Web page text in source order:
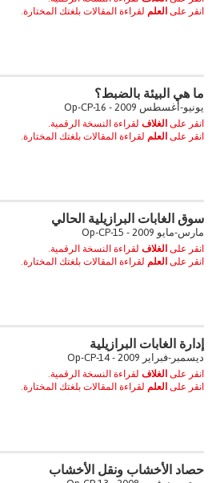
انقر على العلم لقراءة المقالات بلغتك المختارة.
ما هي البيئة بالضبط؟
يونيو-أغسطس 2009 - Op-CP-16
انقر على الغلاف لقراءة النسخة الرقمية.
انقر على العلم لقراءة المقالات بلغتك المختارة.
سوق الغابات البرازيلية الحالي
مارس-مايو 2009 - Op-CP-15
انقر على الغلاف لقراءة النسخة الرقمية.
انقر على العلم لقراءة المقالات بلغتك المختارة.
إدارة الغابات البرازيلية
ديسمبر-فبراير 2009 - Op-CP-14
انقر على الغلاف لقراءة النسخة الرقمية.
انقر على العلم لقراءة المقالات بلغتك المختارة.
حصاد الأخشاب ونقل الأخشاب